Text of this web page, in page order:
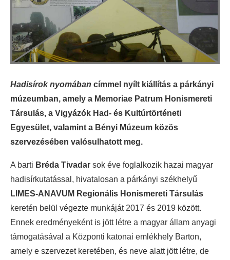
Hadisírok nyomában címmel nyílt kiállítás a párkányi
múzeumban, amely a Memoriae Patrum Honismereti
Társulás, a Vigyázók Had- és Kultúrtörténeti
Egyesület, valamint a Bényi Múzeum közös
szervezésében valósulhatott meg.
A barti Bréda Tivadar sok éve foglalkozik hazai magyar
hadisírkutatással, hivatalosan a párkányi székhelyű
LIMES-ANAVUM Regionális Honismereti Társulás
keretén belül végezte munkáját 2017 és 2019 között.
Ennek eredményeként is jött létre a magyar állam anyagi
támogatásával a Központi katonai emlékhely Barton,
amely e szervezet keretében, és neve alatt jött létre, de